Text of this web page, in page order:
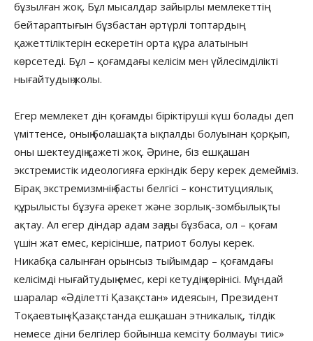
бұзылған жоқ. Бұл мысалдар зайырлы мемлекеттің
бейтараптығын бұзбастан әртүрлі топтардың
қажеттіліктерін ескеретін орта құра алатынын
көрсетеді. Бұл – қоғамдағы келісім мен үйлесімділікті
нығайтудың жолы.
Егер мемлекет дін қоғамды біріктіруші күш болады деп
үміттенсе, оның болашақта ықпалды болуынан қорқып,
оны шектеудің қажеті жоқ. Әрине, біз ешқашан
экстремистік идеологияға еркіндік беру керек демейміз.
Бірақ экстремизмнің басты белгісі – конституциялық
құрылысты бұзуға әрекет және зорлық-зомбылықты
ақтау. Ал егер діндар адам заңды бұзбаса, ол – қоғам
үшін жат емес, керісінше, патриот болуы керек.
Никабқа салынған орынсыз тыйымдар – қоғамдағы
келісімді нығайтудың емес, кері кетудің көрінісі. Мұндай
шаралар «Әділетті Қазақстан» идеясын, Президент
Тоқаевтың «Қазақстанда ешқашан этникалық, тілдік
немесе діни белгілер бойынша кемсіту болмауы тиіс»